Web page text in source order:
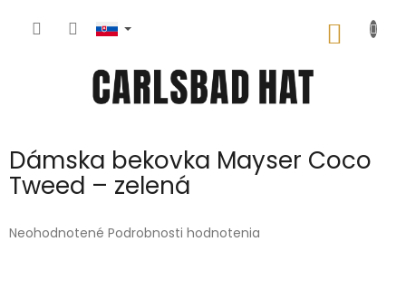
Dámska bekovka Mayser Coco
Tweed – zelená
Priemerné
Neohodnotené Podrobnosti hodnotenia